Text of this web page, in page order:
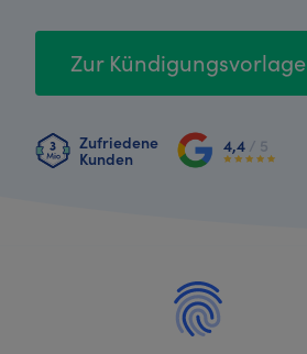
Zur Kündigungsvorlage
Zufriedene
Kunden
4,4 / 5